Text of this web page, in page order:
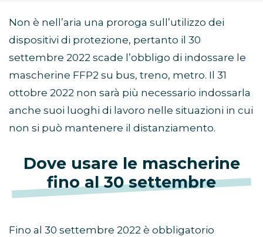
Non è nell’aria una proroga sull’utilizzo dei
dispositivi di protezione, pertanto il 30
settembre 2022 scade l’obbligo di indossare le
mascherine FFP2 su bus, treno, metro. Il 31
ottobre 2022 non sarà più necessario indossarla
anche suoi luoghi di lavoro nelle situazioni in cui
non si può mantenere il distanziamento.
Dove usare le mascherine
fino al 30 settembre
Fino al 30 settembre 2022 è obbligatorio